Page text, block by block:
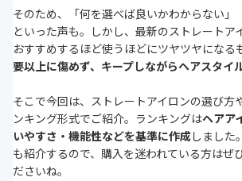
そのため、「何を選べば良いかわからない」
といった声も。しかし、最新のストレートア
おすすめするほど使うほどにツヤツヤになる
要以上に傷めず、キープしながらヘアスタイ
そこで今回は、ストレートアイロンの選び方
ンキング形式でご紹介。ランキングはヘアア
いやすさ・機能性などを基準に作成しました
も紹介するので、購入を迷われている方はぜ
ださいね。